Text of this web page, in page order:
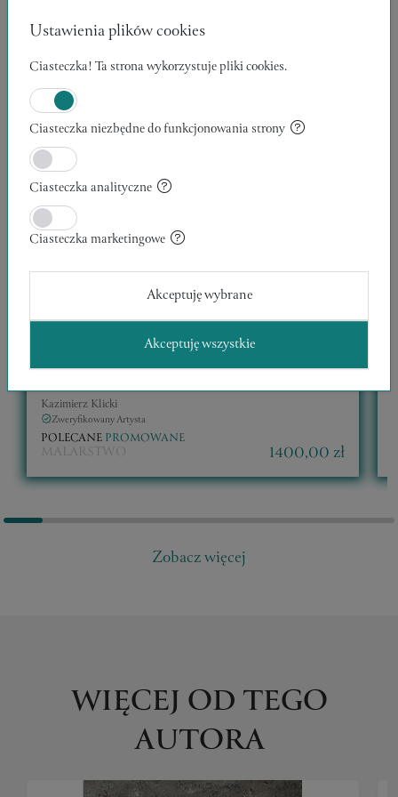
Kazimierz Klicki
Zweryfikowany Artysta
POLECANE PROMOWANE
MALARSTWO 1400,00 zł
Zobacz więcej
WIĘCEJ OD TEGO
AUTORA
Ustawienia plików cookies
Ciasteczka! Ta strona wykorzystuje pliki cookies.
Ciasteczka niezbędne do funkcjonowania strony
Ciasteczka analityczne
Ciasteczka marketingowe
Akceptuję wybrane
Akceptuję wszystkie